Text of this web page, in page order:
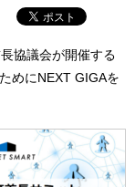
協議会が開催する
めにNEXT GIGAを